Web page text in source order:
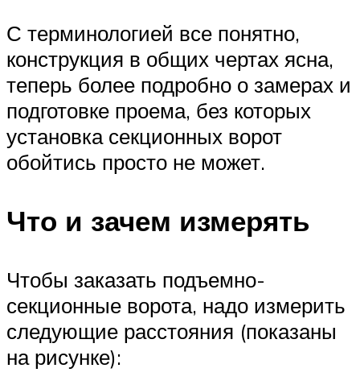
С терминологией все понятно,
конструкция в общих чертах ясна,
теперь более подробно о замерах и
подготовке проема, без которых
установка секционных ворот
обойтись просто не может.
Что и зачем измерять
Чтобы заказать подъемно-
секционные ворота, надо измерить
следующие расстояния (показаны
на рисунке):